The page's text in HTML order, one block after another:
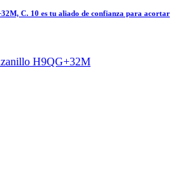
C. 10 es tu aliado de confianza para acortar
H9QG+32M